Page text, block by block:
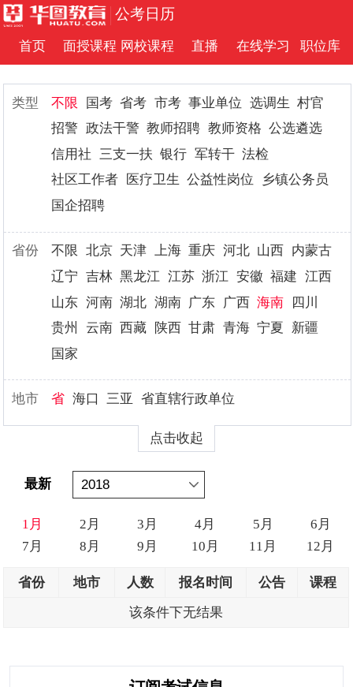
公考日历
首页 面授课程 网校课程 直播 在线学习 职位库
类型 不限 国考 省考 市考 事业单位 选调生
村官
招警 政法干警 教师招聘 教师资格 公选遴选
信用社 三支一扶 银行 军转干 法检
社区工作者
医疗卫生 公益性岗位
乡镇公务员
国企招聘
省份 不限 北京 天津 上海 重庆 河北 山西
内蒙古
辽宁 吉林 黑龙江 江苏 浙江 安徽 福建 江西
山东 河南 湖北 湖南 广东 广西 海南
四川
贵州
云南 西藏 陕西 甘肃 青海 宁夏
新疆
国家
地市 省 海口 三亚 省直辖行政单位
点击收起
最新
1月 2月 3月 4月 5月
6月
7月
8月 9月 10月 11月 12月
省份 地市 人数 报名时间 公告
课程
该条件下无结果